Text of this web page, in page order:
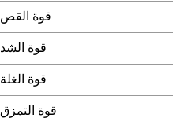
قوة القص
قوة الشد
قوة الغلة
قوة التمزق